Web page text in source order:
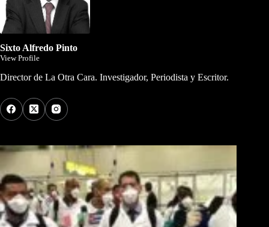
Sixto Alfredo Pinto
View Profile
Director de La Otra Cara. Investigador, Periodista y Escritor.